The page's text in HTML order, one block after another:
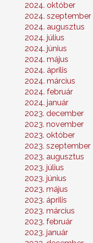
2024. október
2024. szeptember
2024. augusztus
2024. július
2024. június
2024. május
2024. április
2024. március
2024. február
2024. január
2023. december
2023. november
2023. október
2023. szeptember
2023. augusztus
2023. július
2023. június
2023. május
2023. április
2023. március
2023. február
2023. január